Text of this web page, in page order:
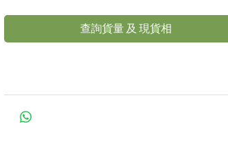
查詢貨量 及 現貨相